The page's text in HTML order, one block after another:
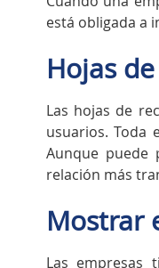
está obligada a
Hojas
Las hojas de
usuarios. Toda
Aunque puede
relación más
Mostrar
Las empresas